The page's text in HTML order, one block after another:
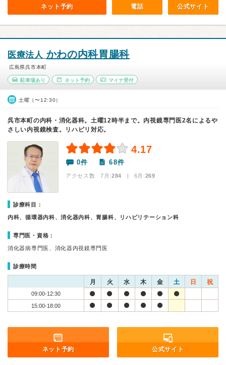
ネット予約 電話 公式サイト
医療法人 かわの内科胃腸科
広島県呉市本町
駐車場あり ネット予約 マイナ受付
土曜（〜12:30）
呉市本町の内科・消化器科。土曜12時半まで。内視鏡専門医2名によるや
さしい内視鏡検査。リハビリ対応。
4.17
0件 68件
アクセス数 7月:284 | 6月:269
診療科目：
内科、循環器内科、消化器内科、胃腸科、リハビリテーション科
専門医・資格：
消化器病専門医、消化器内視鏡専門医
診療時間
月 火 水 木 金 土 日 祝
09:00-12:30
15:00-18:00
ネット予約 公式サイト